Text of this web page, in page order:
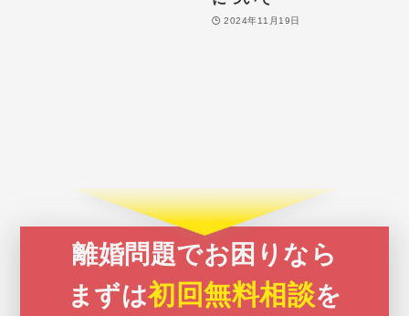
2024年11月19日
離婚問題でお困りなら
まずは初回無料相談を